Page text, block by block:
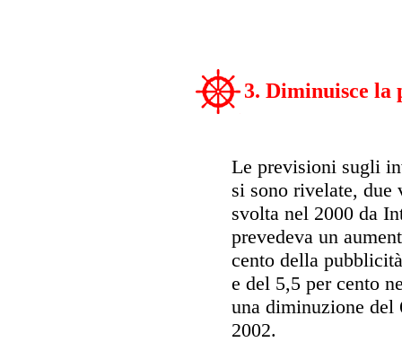
3. Diminuisce la
Le previsioni sugli
si sono rivelate, due
svolta nel 2000 da
prevedeva un
cento della
e del 5,5 per cento
una diminuzione del
2002.